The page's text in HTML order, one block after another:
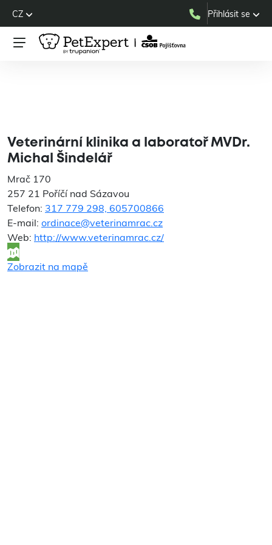
CZ Přihlásit se
Veterinární klinika a laboratoř MVDr.
Michal Šindelář
Mrač 170
257 21 Poříčí nad Sázavou
Telefon: 317 779 298, 605700866
E-mail: ordinace@veterinamrac.cz
Web: http://www.veterinamrac.cz/
Zobrazit na mapě